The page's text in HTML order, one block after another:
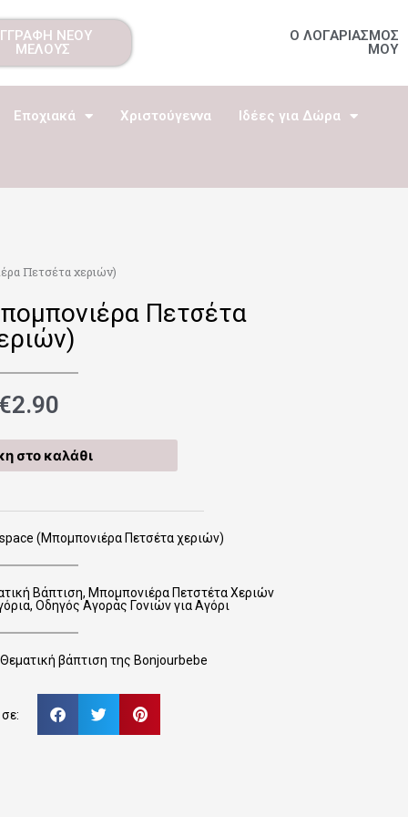
ΝΕΟΥ
ΜΕΛΟΥΣ
Ο ΛΟΓΑΡΙΑΣΜΟΣ
ΜΟΥ
Εποχιακά Χριστούγεννα Ιδέες για Δώρα
Πετσέτα χεριών)
Πετσέτα
2.90
στο καλάθι
(Μπομπονιέρα Πετσέτα χεριών)
Βάπτιση, Μπομπονιέρα Πετστέτα Χεριών
, Οδηγός Αγοράς Γονιών για Αγόρι
Θεματική βάπτιση της Bonjourbebe